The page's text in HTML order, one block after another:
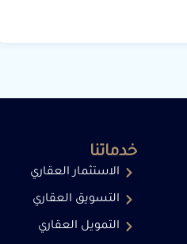
خدماتنا
الاستثمار العقاري
التسويق العقاري
التمويل العقاري